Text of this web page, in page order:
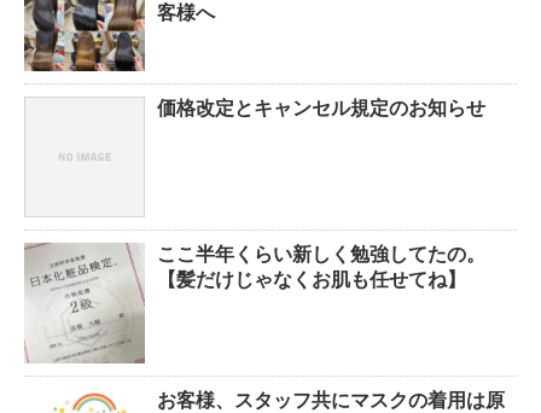
客様へ
価格改定とキャンセル規定のお知らせ
ここ半年くらい新しく勉強してたの。
【髪だけじゃなくお肌も任せてね】
お客様、スタッフ共にマスクの着用は原